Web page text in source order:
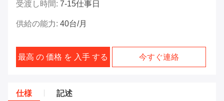
受渡し時間: 7-15仕事日
供給の能力: 40台/月
最高 の 価格 を 入手 する 今すぐ連絡
仕様 記述